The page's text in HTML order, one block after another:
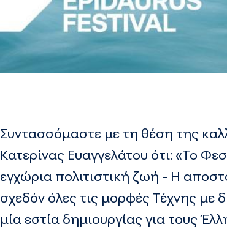
Συντασσόμαστε με τη θέση της
Κατερίνας Ευαγγελάτου ότι: «Το
εγχώρια πολιτιστική ζωή - Η
σχεδόν όλες τις μορφές Τέχνης με
μία εστία δημιουργίας για τους